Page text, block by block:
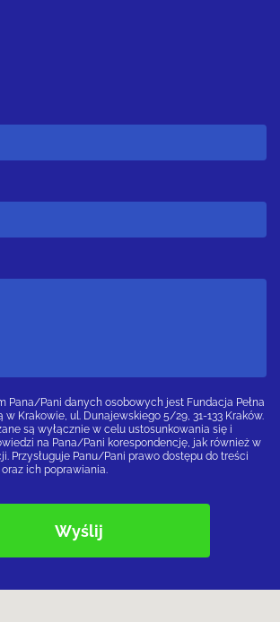
Pana/Pani danych osobowych jest Fundacja Pełna
w Krakowie, ul. Dunajewskiego 5/29, 31-133 Kraków.
są wyłącznie w celu ustosunkowania się i
na Pana/Pani korespondencję, jak również w
Przysługuje Panu/Pani prawo dostępu do treści
ich poprawiania.